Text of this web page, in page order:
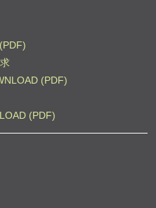
(PDF)
(PDF)